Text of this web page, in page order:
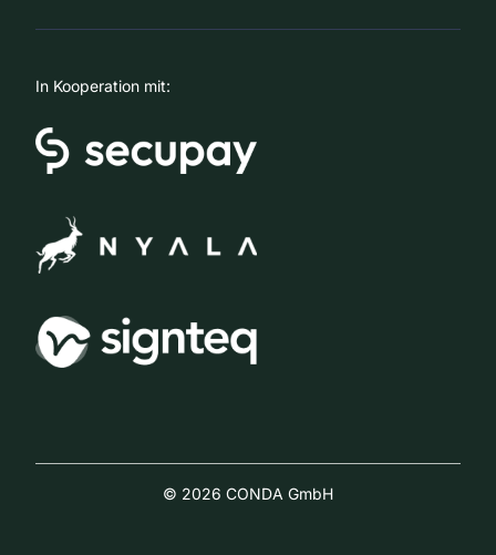
In Kooperation mit:
© 2026 CONDA GmbH